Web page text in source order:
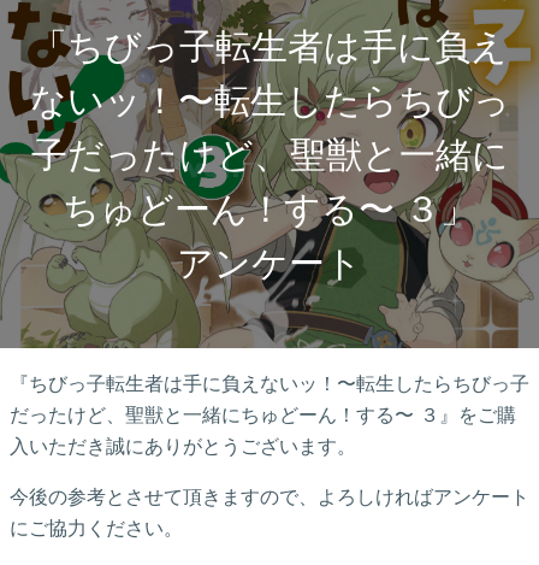
「ちびっ子転生者は手に負え
ないッ！〜転生したらちびっ
子だったけど、聖獣と一緒に
ちゅどーん！する〜 ３」
アンケート
『ちびっ子転生者は手に負えないッ！〜転生したらちびっ子
だったけど、聖獣と一緒にちゅどーん！する〜 ３』をご購
入いただき誠にありがとうございます。
今後の参考とさせて頂きますので、よろしければアンケート
にご協力ください。